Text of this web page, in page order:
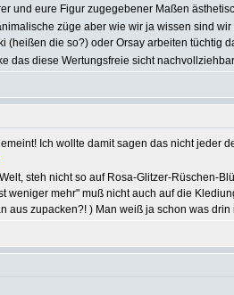
und eure Figur zugegebener Maßen
züge aber wie wir ja wissen sind
(heißen die so?) oder Orsay arbeiten tüchtig
das diese Wertungsfreie sicht
Ich wollte damit sagen das nicht jeder
steh nicht so auf Rosa-Glitzer-Rüschen-
weniger mehr" muß nicht auch auf die
aus zupacken?! ) Man weiß ja schon was drin